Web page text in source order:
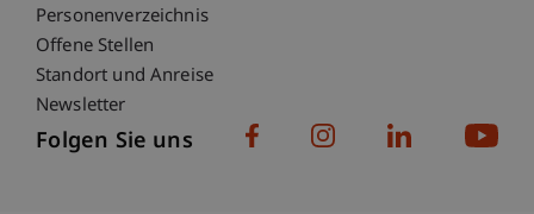
Personenverzeichnis
Offene Stellen
Standort und Anreise
Newsletter
Folgen Sie uns